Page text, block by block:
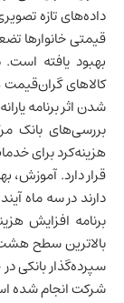
داده‌های تازه
قیمتی خانوارها
بهبود یافته
کالاهای
شدن اثر برنامه
بررسی‌های بانک
هزینه‌کرد برای
قرار دارد.
دارند در سه ماه
برنامه افزایش
شرکت انجام شده